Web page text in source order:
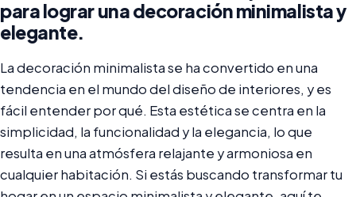
para lograr una decoración minimalista y
elegante.
La decoración minimalista se ha convertido en una
tendencia en el mundo del diseño de interiores, y es
fácil entender por qué. Esta estética se centra en la
simplicidad, la funcionalidad y la elegancia, lo que
resulta en una atmósfera relajante y armoniosa en
cualquier habitación. Si estás buscando transformar tu